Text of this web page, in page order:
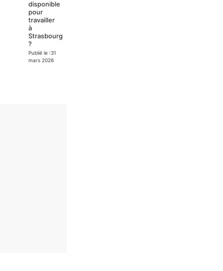
disponible
pour
travailler
à
Strasbourg
?
Publié le :31
mars 2026